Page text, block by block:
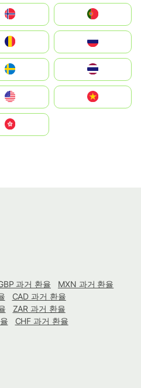
과거 환율
MXN 과거 환율
CAD 과거 환율
ZAR 과거 환율
CHF 과거 환율